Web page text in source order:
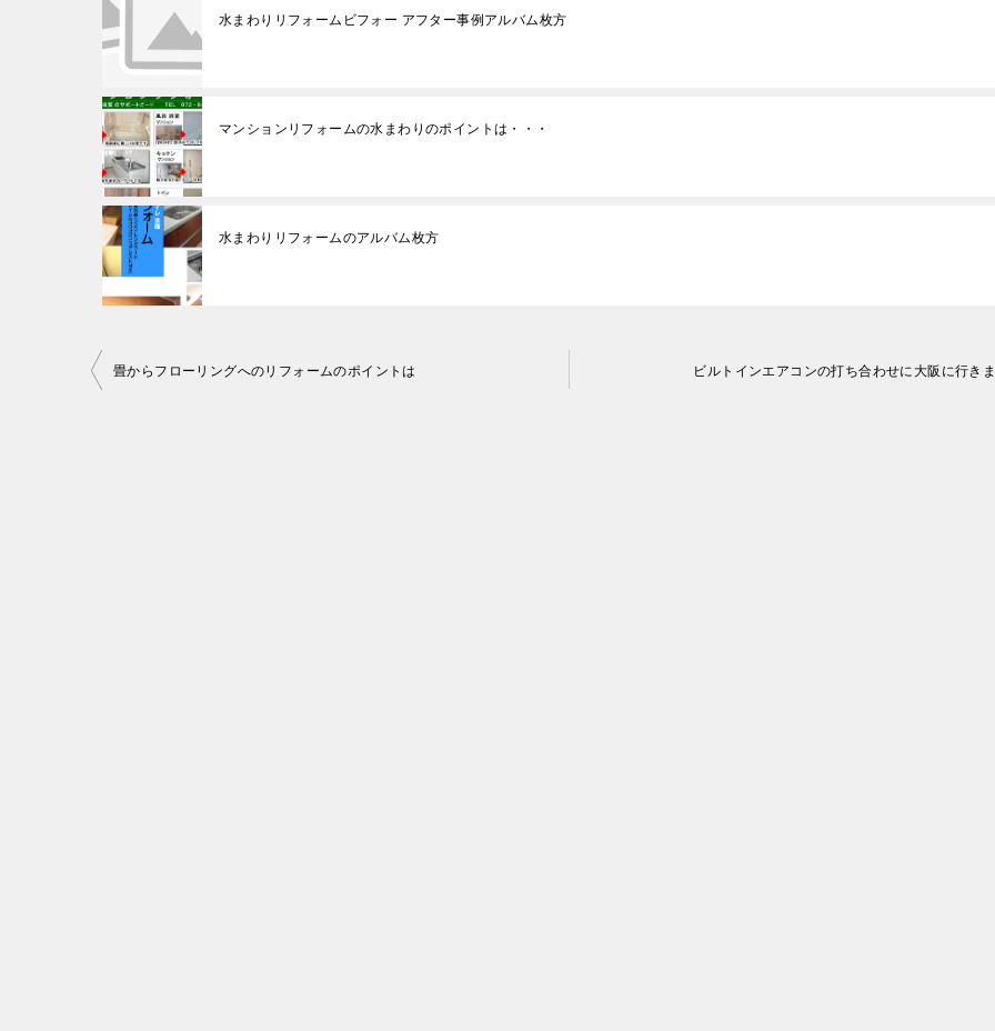
水まわりリフォームビフォー アフター事例アルバム枚方
マンションリフォームの水まわりのポイントは・・・
水まわりリフォームのアルバム枚方
投畳からフローリングへのリフォームのポイントは ビルトインエアコンの打ち合わせに大阪に行き